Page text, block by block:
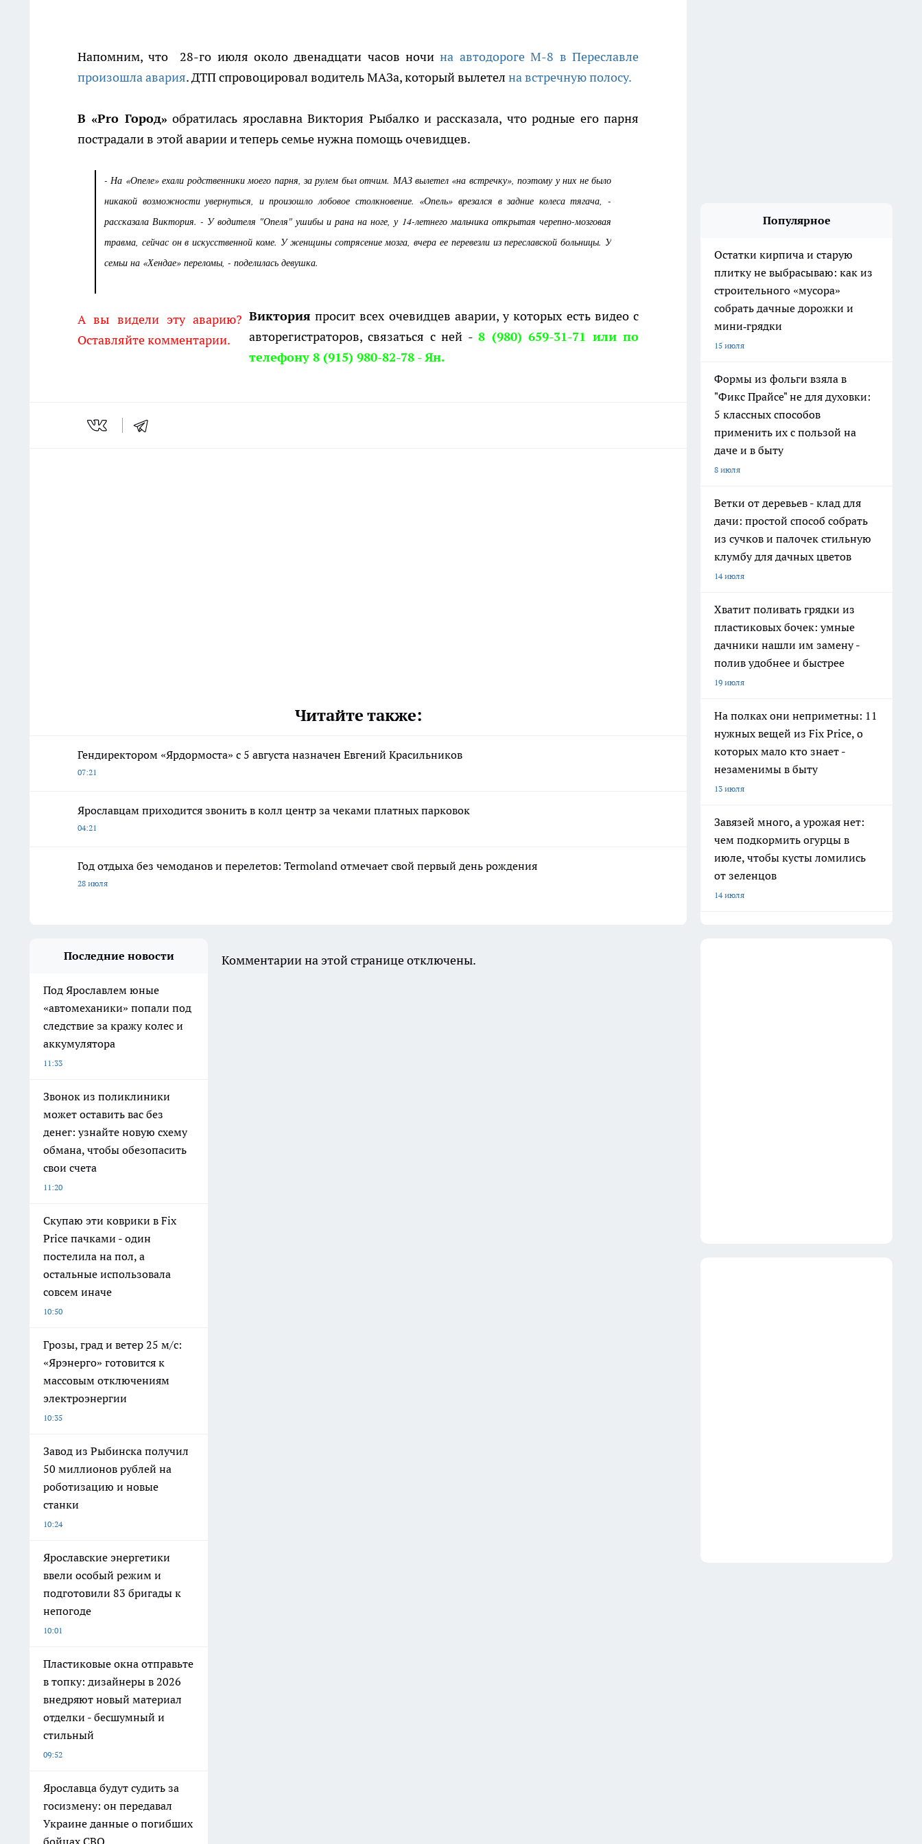
Напомним, что 28-го июля около двенадцати часов ночина автодороге М-8 в Переславле
произошла авария. ДТП спровоцировал водитель МАЗа, который вылетел на встречную полосу.
В «Pro Город» обратилась ярославна Виктория Рыбалко и рассказала, что родные его парня
пострадали в этой аварии и теперь семье нужна помощь очевидцев.
- На «Опеле» ехали родственники моего парня, за рулем был отчим. МАЗ вылетел «на встречку», поэтому у них не было
никакой возможности увернуться, и произошло лобовое столкновение. «Опель» врезался в задние колеса тягача, -
рассказала Виктория. - У водителя "Опеля" ушибы и рана на ноге, у 14-летнего мальчика открытая черепно-мозговая
травма, сейчас он в искусственной коме. У женщины сотрясение мозга, вчера ее перевезли из переславской больницы. У
семьи на «Хендае» переломы, - поделилась девушка.
А вы видели эту аварию?
Оставляйте комментарии.
Виктория просит всех очевидцев аварии, у которых есть видео с
авторегистраторов, связаться с ней - 8 (980) 659-31-71 или по
телефону 8 (915) 980-82-78 - Ян.
Читайте также:
Гендиректором «Ярдормоста» с 5 августа назначен Евгений Красильников
07:21
Ярославцам приходится звонить в колл центр за чеками платных парковок
04:21
Год отдыха без чемоданов и перелетов: Termoland отмечает свой первый день рождения
28 июля
Популярное
Остатки кирпича и старую
плитку не выбрасываю: как из
строительного «мусора»
собрать дачные дорожки и
мини‑грядки
15 июля
Формы из фольги взяла в
"Фикс Прайсе" не для духовки:
5 классных способов
применить их с пользой на
даче и в быту
8 июля
Ветки от деревьев - клад для
дачи: простой способ собрать
из сучков и палочек стильную
клумбу для дачных цветов
14 июля
Хватит поливать грядки из
пластиковых бочек: умные
дачники нашли им замену -
полив удобнее и быстрее
19 июля
На полках они неприметны: 11
нужных вещей из Fix Price, о
которых мало кто знает -
незаменимы в быту
13 июля
Завязей много, а урожая нет:
чем подкормить огурцы в
июле, чтобы кусты ломились
от зеленцов
14 июля
Последние новости
Под Ярославлем юные
«автомеханики» попали под
следствие за кражу колес и
аккумулятора
11:33
Звонок из поликлиники
может оставить вас без
денег: узнайте новую схему
обмана, чтобы обезопасить
свои счета
11:20
Скупаю эти коврики в Fix
Price пачками - один
постелила на пол, а
остальные использовала
совсем иначе
10:50
Грозы, град и ветер 25 м/с:
«Ярэнерго» готовится к
массовым отключениям
электроэнергии
10:35
Завод из Рыбинска получил
50 миллионов рублей на
роботизацию и новые
станки
10:24
Ярославские энергетики
ввели особый режим и
подготовили 83 бригады к
непогоде
10:01
Пластиковые окна отправьте
в топку: дизайнеры в 2026
внедряют новый материал
отделки - бесшумный и
стильный
09:52
Ярославца будут судить за
госизмену: он передавал
Украине данные о погибших
бойцах СВО
Комментарии на этой странице отключены.